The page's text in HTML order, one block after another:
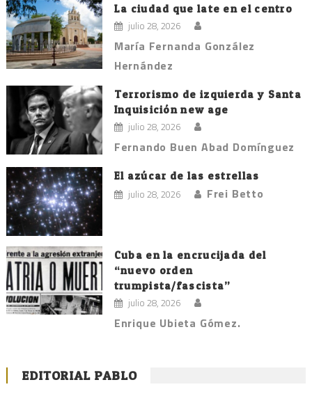
La ciudad que late en el centro
julio 28, 2026
María Fernanda González
Hernández
Terrorismo de izquierda y Santa
Inquisición new age
julio 28, 2026
Fernando Buen Abad Domínguez
El azúcar de las estrellas
julio 28, 2026 Frei Betto
Cuba en la encrucijada del
“nuevo orden
trumpista/fascista”
julio 28, 2026
Enrique Ubieta Gómez.
EDITORIAL PABLO